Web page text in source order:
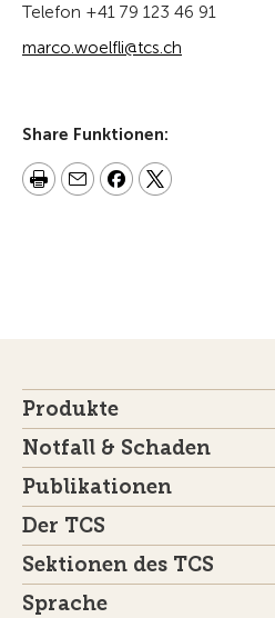
Telefon +41 79 123 46 91
marco.woelfli@tcs.ch
Share Funktionen:
Produkte
Notfall & Schaden
Publikationen
Der TCS
Sektionen des TCS
Sprache